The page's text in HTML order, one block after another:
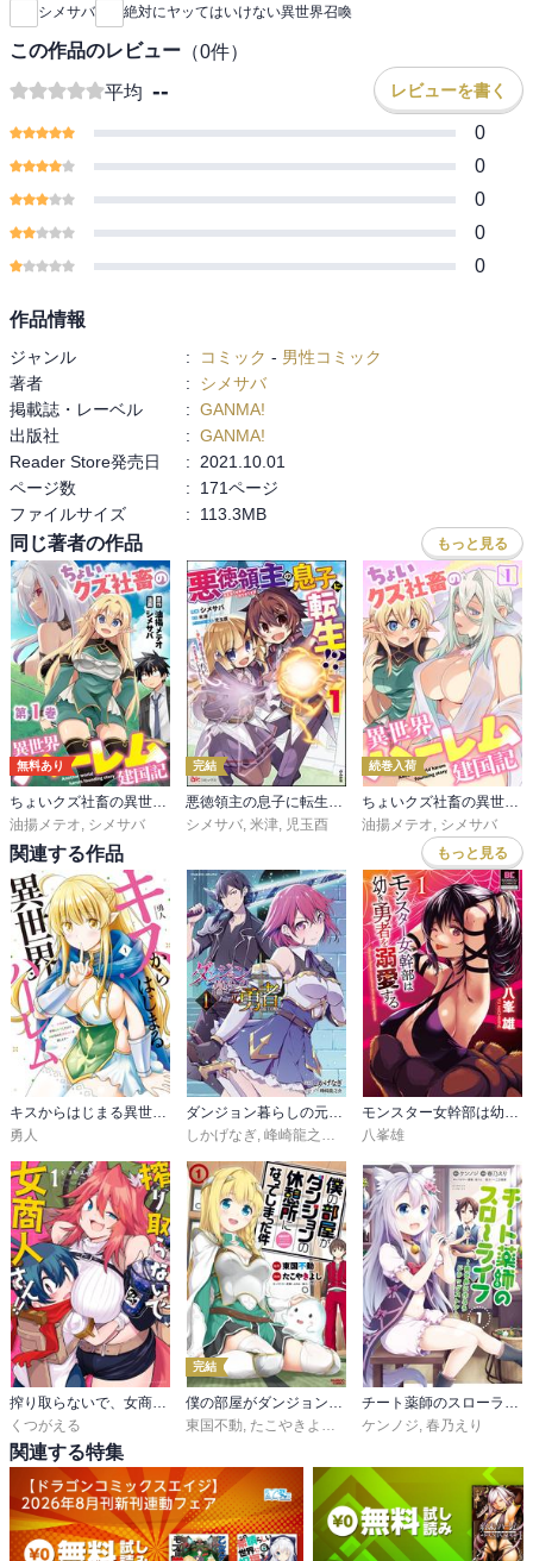
シメサバ 絶対にヤッてはいけない異世界召喚
この作品のレビュー （0件）
平均 -- レビューを書く
0
0
0
0
0
作品情報
ジャンル : コミック - 男性コミック
著者
:
シメサバ
掲載誌・レーベル
: GANMA!
出版社
: GANMA!
Reader Store発売日
:
2021.10.01
ページ数
:
171ページ
ファイルサイズ
: 113.3MB
同じ著者の作品 もっと見る
無料あり
ちょいクズ社畜の異世界ハーレム建国記【単行本版】
油揚メテオ, シメサバ
完結
悪徳領主の息子に転生！？ ～楽しく魔法を学んでいたら、汚名を返上してました～ コミック版
シメサバ, 米津, 児玉酉
続巻入荷
ちょいクズ社畜の異世界ハーレム建国記
油揚メテオ, シメサバ
関連する作品 もっと見る
勇人
しかげなぎ 峰崎龍之介 馬克杯
八峯雄
搾り取らないで、女商人さん！！
くつがえる
完結
僕の部屋がダンジョンの休憩所になってしまった件
東国不動, たこやきよし ＪＵＮＡ,ツギクル
チート薬師のスローライフ
ケンノジ, 春乃えり
関連する特集